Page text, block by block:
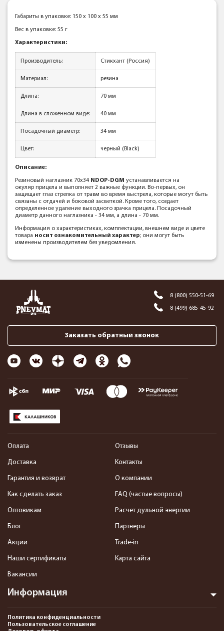
Габариты в упаковке: 150 x 100 x 55 мм
Вес в упаковке: 55 г
Характеристики:
Производитель: Стикхант (Россия)
Материал: резина
Длина: 70 мм
Длина в сложенном виде: 40 мм
Посадочный диаметр: 34 мм
Цвет: черный (Black)
Описание:
Резиновый наглазник 70x34 NDOP-DGM устанавливается на
окуляр прицела и выполняет 2 важные функции. Во-первых, он
защищает глаз стрелка от травм во время выстрела, которые могут быть
связаны с отдачей и боковой засветкой. Кроме того, создает
определенное удаление выходного зрачка прицела. Посадочный
диаметр данного наглазника - 34 мм, а длина - 70 мм.
Информация о характеристиках, комплектации, внешнем виде и цвете
товара носит ознакомительный характер; они могут быть
изменены производителем без уведомления.
8 (800) 550-51-69
8 (499) 685-45-92
Заказать обратный звонок
Информация
Оплата
Доставка
Гарантия и возврат
Как сделать заказ
Оптовикам
Блог
Акции
Наши сертификаты
Вакансии
Отзывы
Контакты
О компании
FAQ (частые вопросы)
Расчет дульной энергии
Партнеры
Trade-in
Карта сайта
Политика конфиденциальности
Пользовательское соглашение